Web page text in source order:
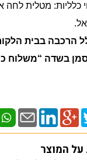
כלליות: מטלית
הרכבה בבית
בשדה “משלוח
המוצר